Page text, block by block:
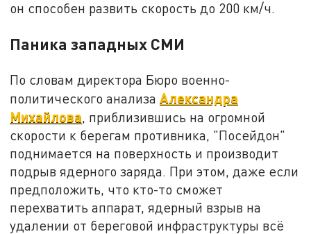
он способен развить скорость до 200 км/ч.
Паника западных СМИ
По словам директора Бюро военно-
политического анализаАлександра
Михайлова, приблизившись на огромной
скорости к берегам противника, "Посейдон"
поднимается на поверхность и производит
подрыв ядерного заряда. При этом, даже если
предположить, что кто-то сможет
перехватить аппарат, ядерный взрыв на
удалении от береговой инфраструктуры всё